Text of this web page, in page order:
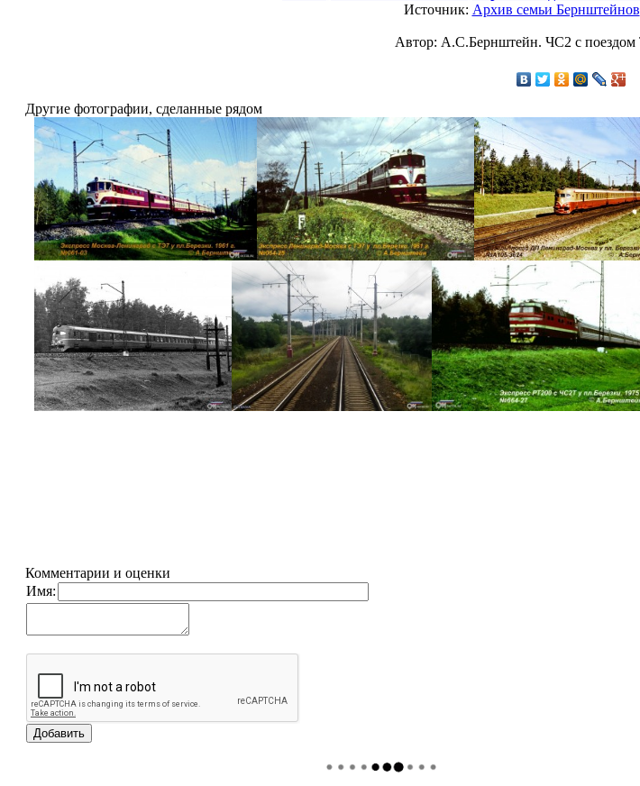
Источник: Архив семьи Бернштейнов
Автор: А.С.Бернштейн. ЧС2 с поездом
Другие фотографии, сделанные рядом
Комментарии и оценки
Имя: